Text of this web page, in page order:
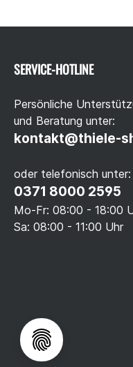
SERVICE-HOTLINE
Persönliche
und Beratung unter:
kontakt@thiele-
oder telefonisch unter:
0371 8000 2595
Mo-Fr: 08:00 - 18:00
Sa: 08:00 - 11:00 Uhr